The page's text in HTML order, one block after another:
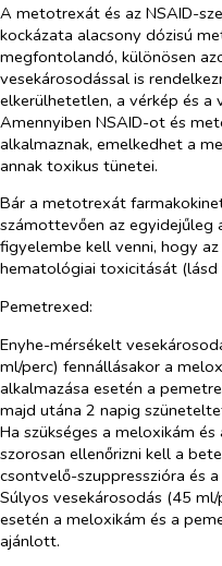
A metotrexát és az NSAID-
kockázata alacsony dózisú
megfontolandó, különösen
vesekárosodással is
elkerülhetetlen, a vérkép és a
Amennyiben NSAID-ot és
alkalmaznak, emelkedhet a
annak toxikus tünetei.
Bár a metotrexát
számottevően az egyidejűleg
figyelembe kell venni, hogy
hematológiai toxicitását
Pemetrexed:
Enyhe-mérsékelt
ml/perc) fennállásakor a
alkalmazása esetén a
majd utána 2 napig
Ha szükséges a meloxikám
szorosan ellenőrizni kell a
csontvelő-szuppresszióra és
Súlyos vesekárosodás (45
esetén a meloxikám és a
ajánlott.